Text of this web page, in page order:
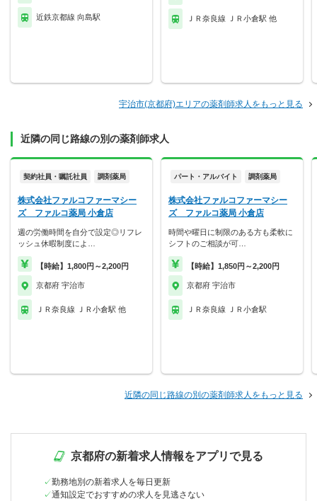
近鉄京都線 向島駅 ＪＲ奈良線 ＪＲ小倉駅 他
宇治市(京都府)エリアの薬剤師求人をもっと見る
近隣の同じ路線の別の薬剤師求人
契約社員・嘱託社員 調剤薬局
株式会社ファルコファーマシー
ズ ファルコ薬局 小倉店
週の労働時間を自分で設定◎リフレ
ッシュ休暇制度によ…
【時給】1,800円～2,200円
京都府 宇治市
ＪＲ奈良線 ＪＲ小倉駅 他
パート・アルバイト 調剤薬局
株式会社ファルコファーマシー
ズ ファルコ薬局 小倉店
時間や曜日に制限のある方も柔軟に
シフトのご相談が可…
【時給】1,850円～2,200円
京都府 宇治市
ＪＲ奈良線 ＪＲ小倉駅
近隣の同じ路線の別の薬剤師求人をもっと見る
京都府の新着求人情報をアプリで見る
勤務地別の新着求人を毎日更新
通知設定でおすすめの求人を見逃さない